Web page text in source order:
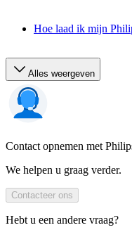
Hoe laad ik mijn
Alles weergeven
Contact opnemen met
We helpen u graag verder.
Contacteer ons
Hebt u een andere vraag?